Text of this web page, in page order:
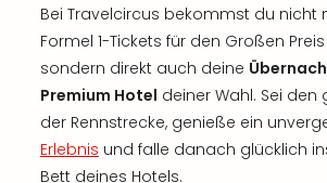
Bei Travelcircus bekommst du nicht
Formel 1-Tickets für den Großen
sondern direkt auch deine
Premium Hotel deiner Wahl. Sei den
der Rennstrecke, genieße ein
Erlebnis und falle danach glücklich
Bett deines Hotels.